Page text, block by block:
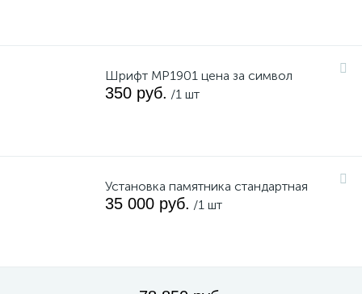
Шрифт MP1901 цена за символ
350 руб. /1 шт
Установка памятника стандартная
35 000 руб. /1 шт